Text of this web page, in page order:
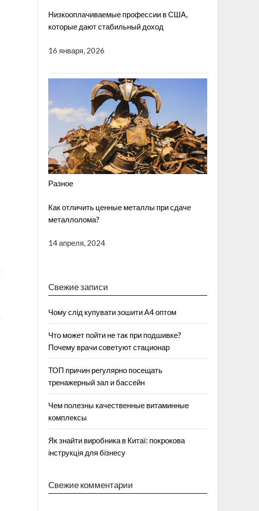
Низкооплачиваемые профессии в США,
которые дают стабильный доход
16 января, 2026
Разное
Как отличить ценные металлы при сдаче
металлолома?
14 апреля, 2024
Свежие записи
Чому слід купувати зошити А4 оптом
Что может пойти не так при подшивке?
Почему врачи советуют стационар
ТОП причин регулярно посещать
тренажерный зал и бассейн
Чем полезны качественные витаминные
комплексы
Як знайти виробника в Китаї: покрокова
інструкція для бізнесу
Свежие комментарии